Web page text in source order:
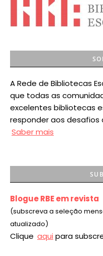
A Rede de Bibliotecas
que todas as
excelentes bibliotecas
responder aos
Saber mais
Blogue RBE em revista
(subscreva a seleção
atualizado)
Clique aqui para